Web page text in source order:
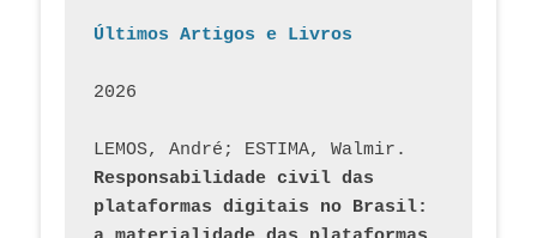
Últimos Artigos e Livros
2026
Responsabilidade civil das
plataformas digitais no Brasil: